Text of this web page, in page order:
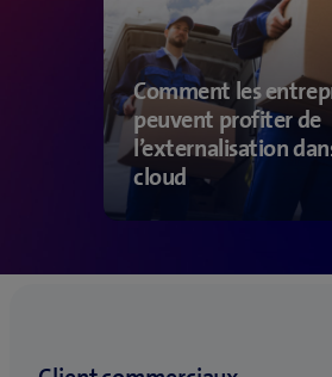
Comment les
peuvent profiter de
l’externalisation
cloud